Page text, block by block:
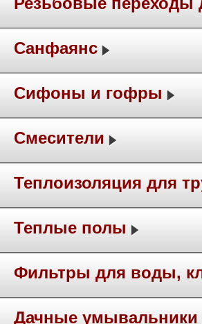
Санфаянс
Сифоны и гофры
Смесители
Теплоизоляция для
Теплые полы
Фильтры для воды,
Дачные умывальники